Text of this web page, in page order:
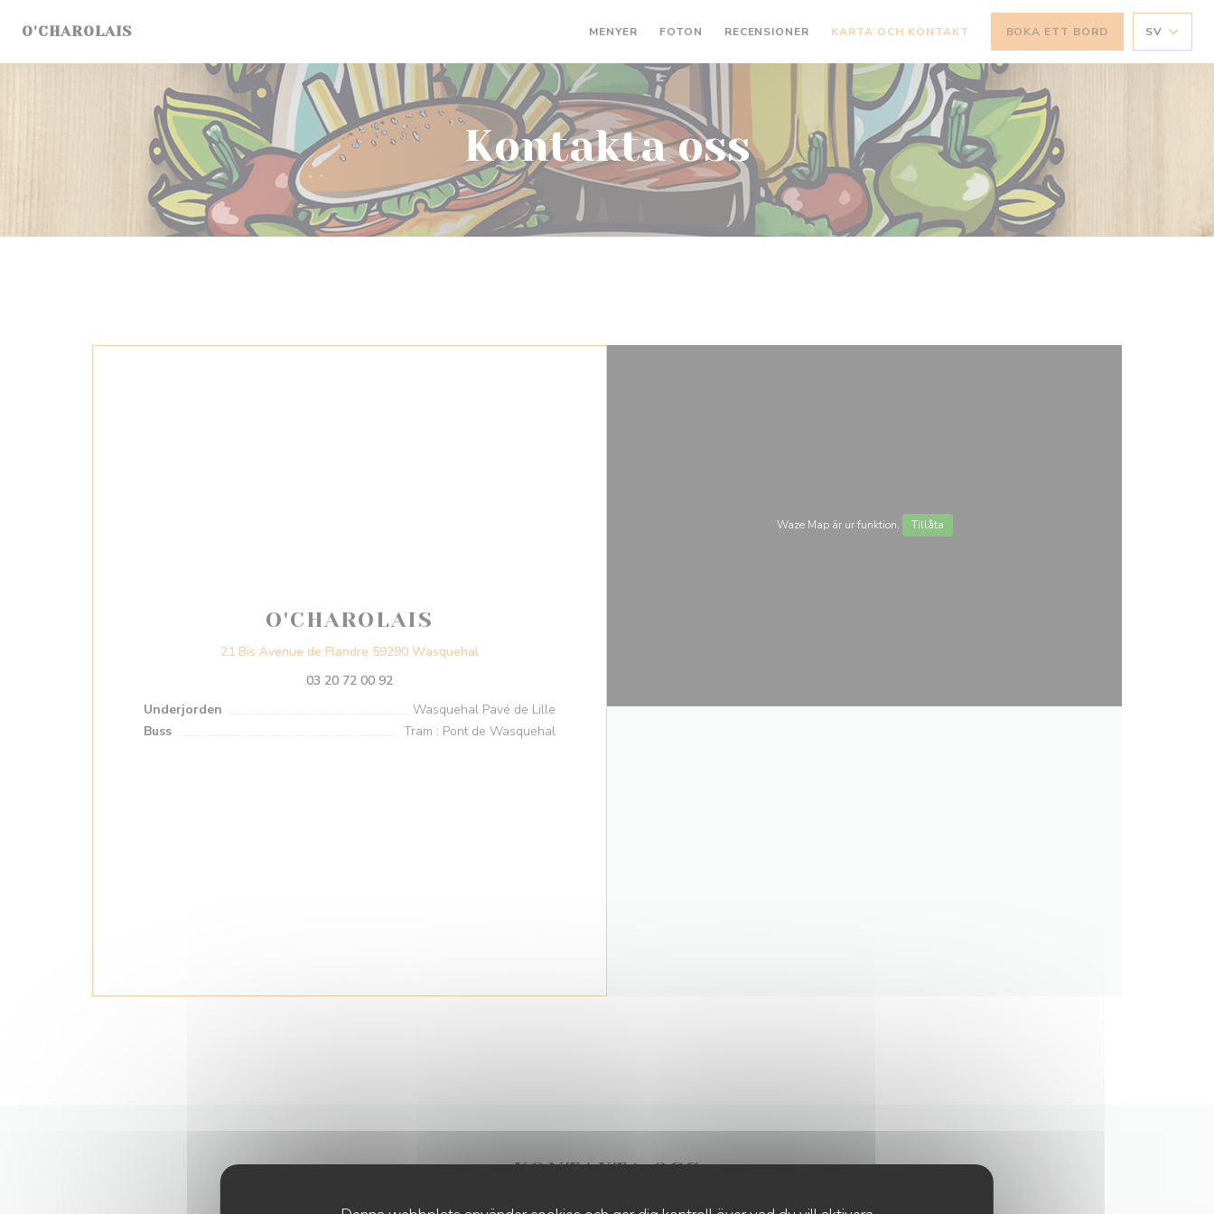
O'CHAROLAIS MENYER FOTON RECENSIONER KARTA OCH KONTAKT BOKA ETT BORD SV
Kontakta oss
O'CHAROLAIS
21 Bis Avenue de Flandre 59290 Wasquehal((öppnas i ett nytt fönster))
03 20 72 00 92
Underjorden
Wasquehal Pavé de Lille
Buss
Tram : Pont de Wasquehal
Waze Map är ur funktion. Tillåta
KONTAKTA OSS